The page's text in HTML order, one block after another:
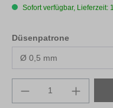
Sofort verfügbar, Lieferzeit:
Düsenpatroneauswählen
Produkt Anzahl: